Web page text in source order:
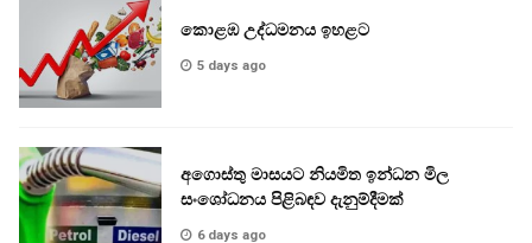
කොළඹ උද්ධමනය ඉහළට
5 days ago
අගොස්තු මාසයට නියමිත ඉන්ධන මිල
සංශෝධනය පිළිබඳව දැනුම්දීමක්
6 days ago